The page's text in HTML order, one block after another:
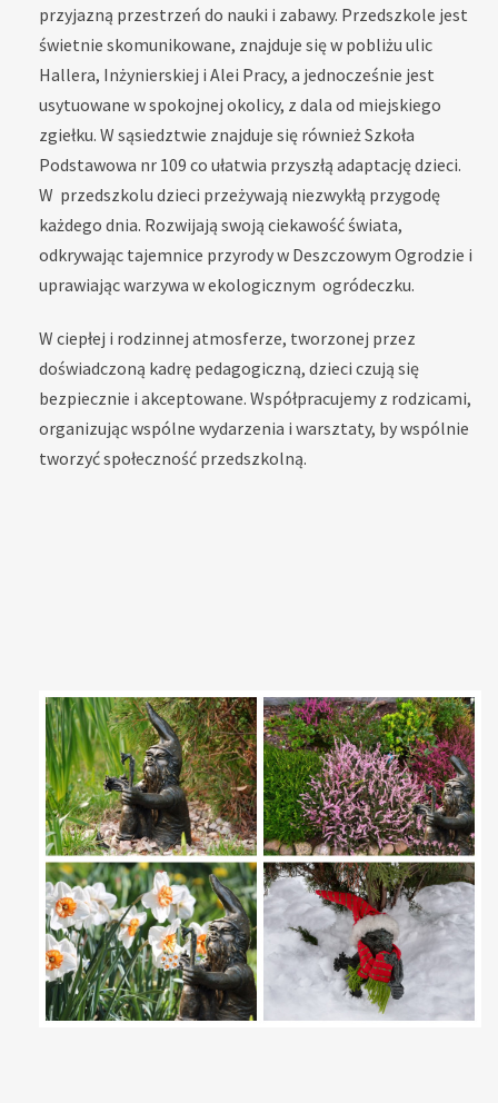
przyjazną przestrzeń do nauki i zabawy. Przedszkole jest
świetnie skomunikowane, znajduje się w pobliżu ulic
Hallera, Inżynierskiej i Alei Pracy, a jednocześnie jest
usytuowane w spokojnej okolicy, z dala od miejskiego
zgiełku. W sąsiedztwie znajduje się również Szkoła
Podstawowa nr 109 co ułatwia przyszłą adaptację dzieci.
W przedszkolu dzieci przeżywają niezwykłą przygodę
każdego dnia. Rozwijają swoją ciekawość świata,
odkrywając tajemnice przyrody w Deszczowym Ogrodzie i
uprawiając warzywa w ekologicznym ogródeczku.
W ciepłej i rodzinnej atmosferze, tworzonej przez
doświadczoną kadrę pedagogiczną, dzieci czują się
bezpiecznie i akceptowane. Współpracujemy z rodzicami,
organizując wspólne wydarzenia i warsztaty, by wspólnie
tworzyć społeczność przedszkolną.